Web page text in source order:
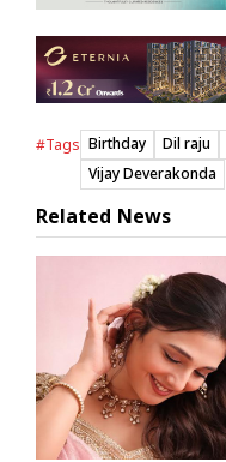
#Tags Birthday Dil raju
Vijay Deverakonda
Related News